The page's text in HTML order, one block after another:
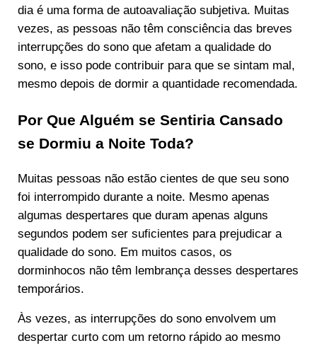
dia é uma forma de autoavaliação subjetiva. Muitas
vezes, as pessoas não têm consciência das breves
interrupções do sono que afetam a qualidade do
sono, e isso pode contribuir para que se sintam mal,
mesmo depois de dormir a quantidade recomendada.
Por Que Alguém se Sentiria Cansado
se Dormiu a Noite Toda?
Muitas pessoas não estão cientes de que seu sono
foi interrompido durante a noite. Mesmo apenas
algumas despertares que duram apenas alguns
segundos podem ser suficientes para prejudicar a
qualidade do sono. Em muitos casos, os
dorminhocos não têm lembrança desses despertares
temporários.
Às vezes, as interrupções do sono envolvem um
despertar curto com um retorno rápido ao mesmo